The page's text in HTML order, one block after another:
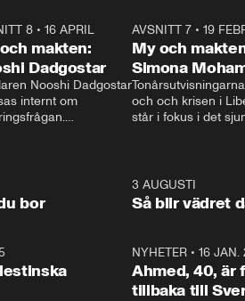
8• 16 APRIL
makten:
Dadgostar
Nooshi Dadgostar
internt om
upp i val. Ska vi
så sitter vi förstås
AVSNITT 7• 19
My och
Simona
och och krisen i
står i fokus i det
kommentator My
Rohwedder ställer
utbildnings- och
Mohamsson till
bor
3 AUGUSTI
Så blir vädret
NYHETER• 16 JAN.
Ahmed, 40, är
tillbaka till